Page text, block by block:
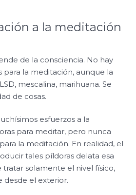
a la meditación
de la consciencia. No hay
para la meditación, aunque la
mescalina, marihuana. Se
de cosas.
esfuerzos a la
para meditar, pero nunca
la meditación. En realidad, el
tales píldoras delata esa
tratar solamente el nivel físico,
desde el exterior.